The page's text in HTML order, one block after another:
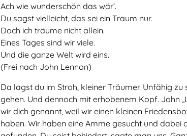
Ach wie wunderschön das wär’.
Du sagst vielleicht, das sei ein Traum nur.
Doch ich träume nicht allein.
Eines Tages sind wir viele.
Und die ganze Welt wird eins.
(Frei nach John Lennon)
Da lagst du im Stroh, kleiner Träumer. Unfähig zu
gehen. Und dennoch mit erhobenem Kopf. John
wir dich genannt, weil wir einen kleinen
haben. Wir haben eine Amme gesucht und dabei